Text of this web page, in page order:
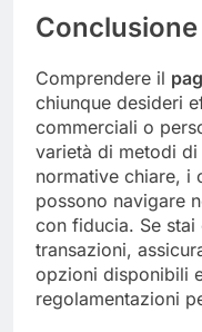
Conclusione
Comprendere il
chiunque desideri
commerciali o
varietà di metodi
normative chiare, i
possono navigare
con fiducia. Se
transazioni,
opzioni disponibili
regolamentazioni